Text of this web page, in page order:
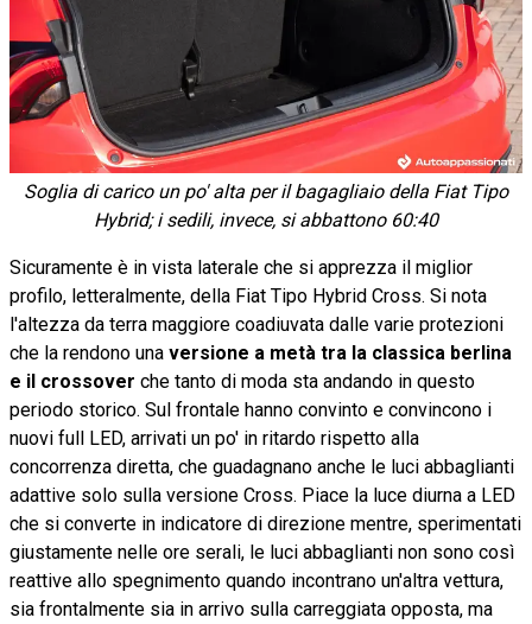
Soglia di carico un po' alta per il bagagliaio della Fiat Tipo
Hybrid; i sedili, invece, si abbattono 60:40
Sicuramente è in vista laterale che si apprezza il miglior
profilo, letteralmente, della Fiat Tipo Hybrid Cross. Si nota
l'altezza da terra maggiore coadiuvata dalle varie protezioni
che la rendono una versione a metà tra la classica berlina
e il crossover che tanto di moda sta andando in questo
periodo storico. Sul frontale hanno convinto e convincono i
nuovi full LED, arrivati un po' in ritardo rispetto alla
concorrenza diretta, che guadagnano anche le luci abbaglianti
adattive solo sulla versione Cross. Piace la luce diurna a LED
che si converte in indicatore di direzione mentre, sperimentati
giustamente nelle ore serali, le luci abbaglianti non sono così
reattive allo spegnimento quando incontrano un'altra vettura,
sia frontalmente sia in arrivo sulla carreggiata opposta, ma